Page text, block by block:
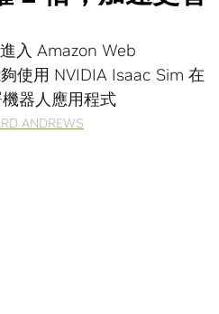
入 Amazon Web
使用 NVIDIA Isaac Sim 在
器人應用程式
ANDREWS